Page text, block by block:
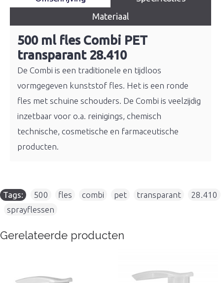
Materiaal
500 ml fles Combi PET
transparant 28.410
De Combi is een traditionele en tijdloos
vormgegeven kunststof fles. Het is een ronde
fles met schuine schouders. De Combi is veelzijdig
inzetbaar voor o.a. reinigings, chemisch
technische, cosmetische en farmaceutische
producten.
Tags: 500 fles combi pet transparant
28.410
sprayflessen
Gerelateerde producten